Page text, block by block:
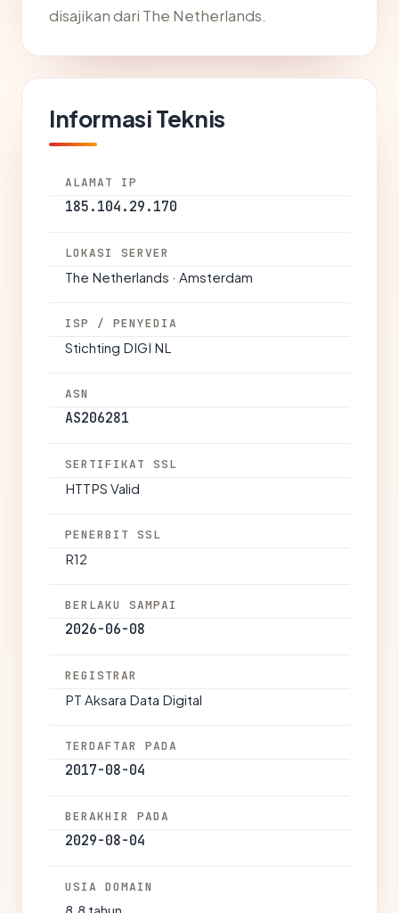
disajikan dari The Netherlands.
Informasi Teknis
ALAMAT IP
185.104.29.170
LOKASI SERVER
The Netherlands · Amsterdam
ISP / PENYEDIA
Stichting DIGI NL
ASN
AS206281
SERTIFIKAT SSL
HTTPS Valid
PENERBIT SSL
R12
BERLAKU SAMPAI
2026-06-08
REGISTRAR
PT Aksara Data Digital
TERDAFTAR PADA
2017-08-04
BERAKHIR PADA
2029-08-04
USIA DOMAIN